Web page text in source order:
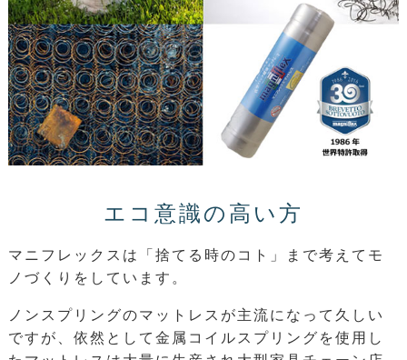
エコ意識の高い方
マニフレックスは「捨てる時のコト」まで考えてモ
ノづくりをしています。
ノンスプリングのマットレスが主流になって久しい
ですが、依然として金属コイルスプリングを使用し